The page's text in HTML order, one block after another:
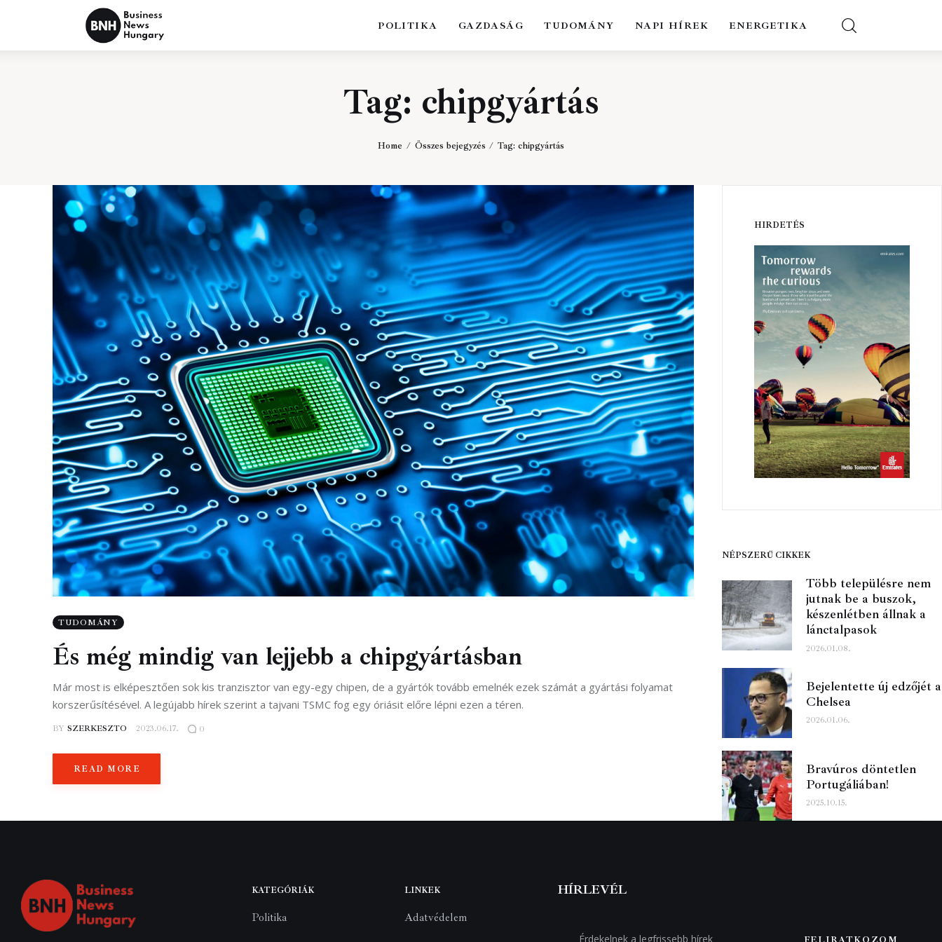
POLITIKA GAZDASÁG TUDOMÁNY NAPI HÍREK ENERGETIKA
Tag: chipgyártás
Home Összes bejegyzés Tag: chipgyártás
the Kick-ass Multipurpose WordPress Theme
TUDOMÁNY
És még mindig van lejjebb a chipgyártásban
Már most is elképesztően sok kis tranzisztor van egy-egy chipen, de a gyártók tovább emelnék ezek számát a gyártási folyamat
korszerűsítésével. A legújabb hírek szerint a tajvani TSMC fog egy óriásit előre lépni ezen a téren.
BY SZERKESZTO 2023.06.17. 0
READ MORE
HIRDETÉS
NÉPSZERŰ CIKKEK
Több településre nem
jutnak be a buszok,
készenlétben állnak a
lánctalpasok
2026.01.08.
Bejelentette új edzőjét a
Chelsea
2026.01.06.
Bravúros döntetlen
Portugáliában!
2025.10.15.
KATEGÓRIÁK
Politika
LINKEK
Adatvédelem
HÍRLEVÉL
FELIRATKOZOM